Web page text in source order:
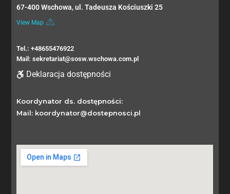
67-400 Wschowa, ul. Tadeusza Kościuszki 25
View Map
Tel.: +48655476922
Mail: sekretariat@sosw.wschowa.com.pl
Deklaracja dostępności
Koordynator ds. dostępności:
Mail: koordynator@dostepnosci.pl